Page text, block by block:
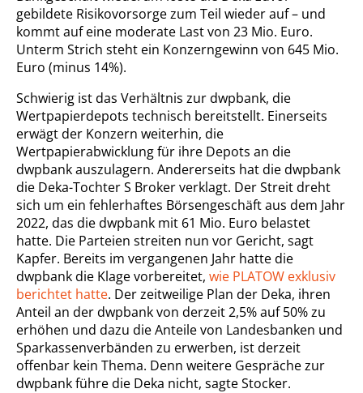
gebildete Risikovorsorge zum Teil wieder auf – und
kommt auf eine moderate Last von 23 Mio. Euro.
Unterm Strich steht ein Konzerngewinn von 645 Mio.
Euro (minus 14%).
Schwierig ist das Verhältnis zur dwpbank, die
Wertpapierdepots technisch bereitstellt. Einerseits
erwägt der Konzern weiterhin, die
Wertpapierabwicklung für ihre Depots an die
dwpbank auszulagern. Andererseits hat die dwpbank
die Deka-Tochter S Broker verklagt. Der Streit dreht
sich um ein fehlerhaftes Börsengeschäft aus dem Jahr
2022, das die dwpbank mit 61 Mio. Euro belastet
hatte. Die Parteien streiten nun vor Gericht, sagt
Kapfer. Bereits im vergangenen Jahr hatte die
dwpbank die Klage vorbereitet, wie PLATOW exklusiv
berichtet hatte. Der zeitweilige Plan der Deka, ihren
Anteil an der dwpbank von derzeit 2,5% auf 50% zu
erhöhen und dazu die Anteile von Landesbanken und
Sparkassenverbänden zu erwerben, ist derzeit
offenbar kein Thema. Denn weitere Gespräche zur
dwpbank führe die Deka nicht, sagte Stocker.